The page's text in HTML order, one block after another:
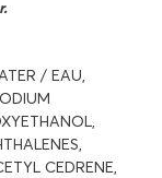
/ EAU,
CEDRENE,